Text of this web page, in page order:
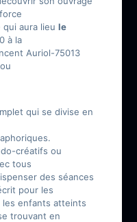
qui aura lieu le
à la
Auriol-75013
qui se divise en
créatifs ou
tous
des séances
pour les
enfants atteints
trouvant en